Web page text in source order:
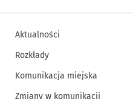
Aktualności
Rozkłady
Komunikacja miejska
Zmiany w komunikacji